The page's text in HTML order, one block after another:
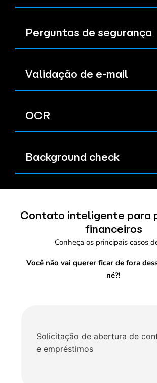
Perguntas de segurança
Validação de e-mail
OCR
Background check
Contato inteligente para
financeiros
Conheça os principais casos
Você não vai querer ficar de fora
né?!
Solicitação de abertura de
e empréstimos